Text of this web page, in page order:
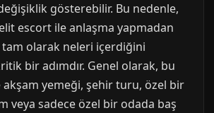
gösterebilir. Bu nedenle,
escort ile anlaşma yapmadan
olarak neleri içerdiğini
bir adımdır. Genel olarak, bu
yemeği, şehir turu, özel bir
veya sadece özel bir odada baş